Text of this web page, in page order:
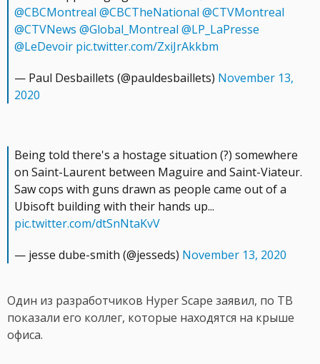
@CBCMontreal @CBCTheNational @CTVMontreal
@CTVNews @Global_Montreal @LP_LaPresse
@LeDevoir pic.twitter.com/ZxiJrAkkbm
— Paul Desbaillets (@pauldesbaillets) November 13,
2020
Being told there's a hostage situation (?) somewhere
on Saint-Laurent between Maguire and Saint-Viateur.
Saw cops with guns drawn as people came out of a
Ubisoft building with their hands up...
pic.twitter.com/dtSnNtaKvV
— jesse dube-smith (@jesseds) November 13, 2020
Один из разработчиков Hyper Scape заявил, по ТВ
показали его коллег, которые находятся на крыше
офиса.